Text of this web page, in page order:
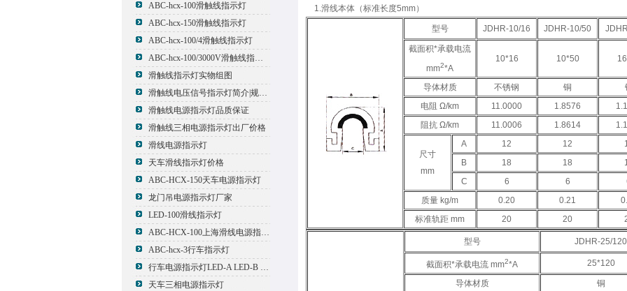
ABC-hcx-100滑触线指示灯
ABC-hcx-150滑触线指示灯
ABC-hcx-100/4滑触线指示灯
ABC-hcx-100/3000V滑触线指示灯
滑触线指示灯实物组图
滑触线电压信号指示灯简介|规格|型号
滑触线电源指示灯品质保证
滑触线三相电源指示灯出厂价格
滑线电源指示灯
天车滑线指示灯价格
ABC-HCX-150天车电源指示灯
龙门吊电源指示灯厂家
LED-100滑线指示灯
ABC-HCX-100上海滑线电源指示灯厂家
ABC-hcx-3行车指示灯
行车电源指示灯LED-A LED-B LED-C
天车三相电源指示灯
1.滑线本体（标准长度5mm）
型号 JDHR-10/16 JDHR-10/50
截面积*承载电流
mm2*A
10*16 10*50
导体材质 不锈钢 铜
电阻 Ω/km
11.0000 1.8576
阻抗 Ω/km
11.0006 1.8614
尺寸
mm
A 12 12
B
18 18
C
6 6
质量 kg/m
0.20 0.21
标准轨距 mm
20 20
型号 JDHR-25/120
截面积*承载电流 mm2*A 25*120
导体材质
铜